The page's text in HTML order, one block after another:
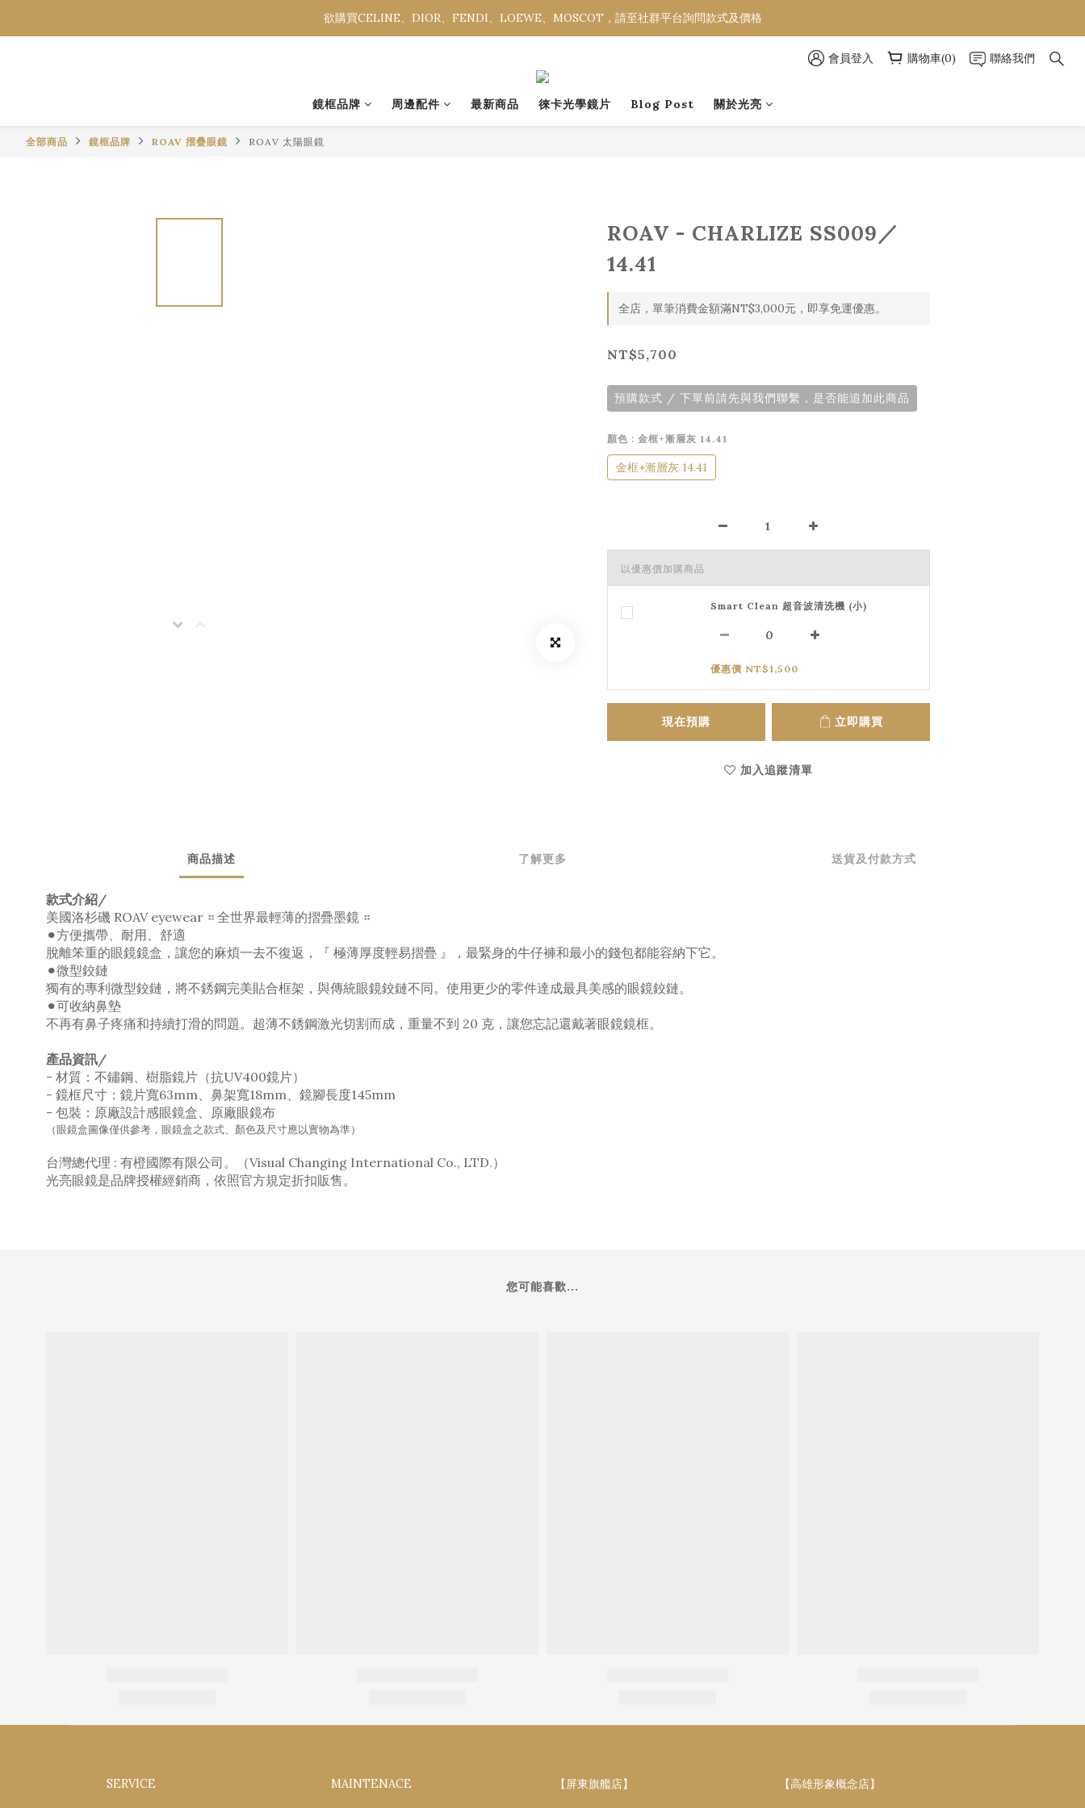
欲購買CELINE、DIOR、FENDI、LOEWE、MOSCOT，請至社群平台詢問款式及價格
欲購買CELINE、DIOR、FENDI、LOEWE、MOSCOT，請至社群平台詢問款式及價格
會員登入 購物車(0) 聯絡我們
鏡框品牌 周邊配件 最新商品 徠卡光學鏡片 Blog Post 關於光亮
全部商品 鏡框品牌 ROAV 摺疊眼鏡 ROAV 太陽眼鏡
ROAV - CHARLIZE SS009／
14.41
全店，單筆消費金額滿NT$3,000元，即享免運優惠。
NT$5,700
預購款式 / 下單前請先與我們聯繫，是否能追加此商品
顏色 : 金框+漸層灰 14.41
金框+漸層灰 14.41
以優惠價加購商品
Smart Clean 超音波清洗機 (小)
優惠價 NT$1,500
現在預購 立即購買
加入追蹤清單
商品描述 了解更多 送貨及付款方式
款式介紹/
美國洛杉磯 ROAV eyewear ። 全世界最輕薄的摺疊墨鏡 ።
⚫︎方便攜帶、耐用、舒適
脫離笨重的眼鏡鏡盒，讓您的麻煩一去不復返，『 極薄厚度輕易摺疊 』，最緊身的牛仔褲和最小的錢包都能容納下它。
⚫︎微型鉸鏈
獨有的專利微型鉸鏈，將不銹鋼完美貼合框架，與傳統眼鏡鉸鏈不同。使用更少的零件達成最具美感的眼鏡鉸鏈。
⚫︎可收納鼻墊
不再有鼻子疼痛和持續打滑的問題。超薄不銹鋼激光切割而成，重量不到 20 克，讓您忘記還戴著眼鏡鏡框。
產品資訊/
- 材質：不鏽鋼、樹脂鏡片（抗UV400鏡片）
- 鏡框尺寸：鏡片寬63mm、鼻架寬18mm、鏡腳長度145mm
- 包裝：原廠設計感眼鏡盒、原廠眼鏡布
（眼鏡盒圖像僅供參考，眼鏡盒之款式、顏色及尺寸應以實物為準）
台灣總代理 : 有橙國際有限公司。（Visual Changing International Co., LTD.）
光亮眼鏡是品牌授權經銷商，依照官方規定折扣販售。
您可能喜歡...
SERVICE MAINTENACE 【屏東旗艦店】 【高雄形象概念店】